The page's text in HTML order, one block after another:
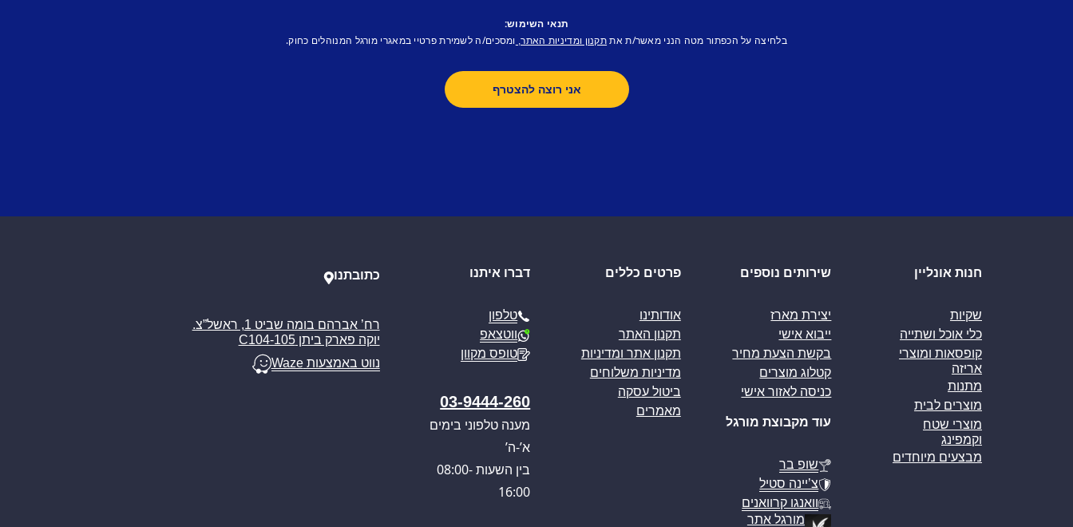
תנאי השימוש:
בלחיצה על הכפתור מטה הנני מאשר/ת את תקנון ומדיניות האתר, ומסכים/ה לשמירת פרטיי במאגרי מורגל המנוהלים כחוק.
חנות אונליין
שקיות
כלי אוכל ושתייה
קופסאות ומוצרי
אריזה
מתנות
מוצרים לבית
מוצרי שטח
וקמפינג
מבצעים מיוחדים
שירותים נוספים
יצירת מארז
ייבוא אישי
בקשת הצעת מחיר
קטלוג מוצרים
כניסה לאזור אישי
עוד מקבוצת מורגל
שופ בר
צ’יינה סטיל
וואנגו קרוואנים
מורגל אתר
פרטים כללים
אודותינו
תקנון האתר
תקנון אתר ומדיניות
מדיניות משלוחים
ביטול עסקה
מאמרים
דברו איתנו
טלפון
ווטצאפ
טופס מקוון
03-9444-260
מענה טלפוני בימים
א’-ה’
בין השעות 08:00-
16:00
כתובתנו
רח’ אברהם בומה שביט 1, ראשל”צ.
יוקה פארק ביתן C104-105
נווט באמצעות Waze